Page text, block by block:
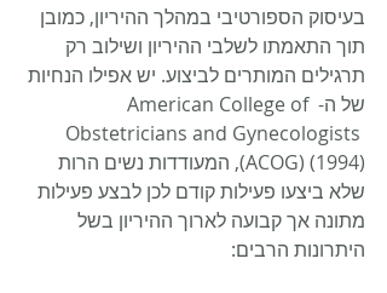
בעיסוק הספורטיבי במהלך ההיריון, כמובן
תוך התאמתו לשלבי ההיריון ושילוב רק
תרגילים המותרים לביצוע. יש אפילו הנחיות
של ה- American College of
Obstetricians and Gynecologists
(ACOG) (1994), המעודדות נשים הרות
שלא ביצעו פעילות קודם לכן לבצע פעילות
מתונה אך קבועה לארוך ההיריון בשל
היתרונות הרבים: